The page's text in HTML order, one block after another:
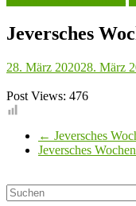
Jeversches
28. März 202028. März
Post Views: 476
← Jeversches
Jeversches